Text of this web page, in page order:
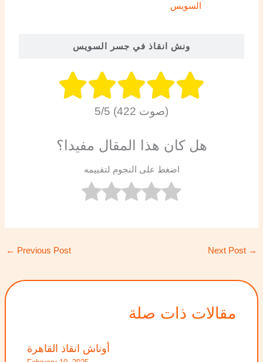
ونش انقاذ في جسر السويس
السويس
5/5 (422 صوت)
هل كان هذا المقال مفيدا؟
اضغط على النجوم لتقييمه
← Previous Post Next Post →
مقالات ذات صلة
أوناش انقاذ القاهرة